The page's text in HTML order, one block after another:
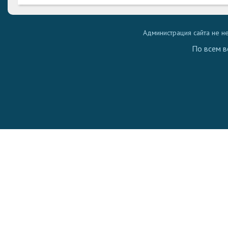
Администрация сайта не
По всем